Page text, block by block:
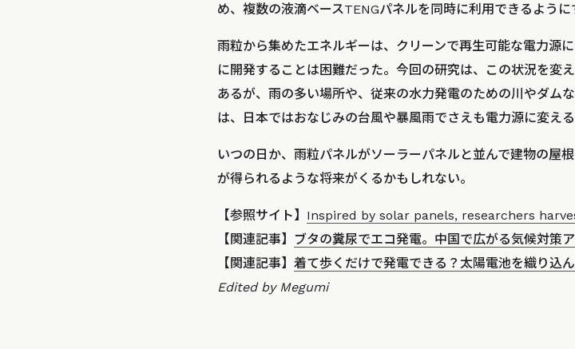
め、複数の液滴ベースTENGパネルを同時に利用できるように
雨粒から集めたエネルギーは、クリーンで再生可能な電力源
に開発することは困難だった。今回の研究は、この状況を変
あるが、雨の多い場所や、従来の水力発電のための川やダム
は、日本ではおなじみの台風や暴風雨でさえも電力源に変える
いつの日か、雨粒パネルがソーラーパネルと並んで建物の屋
が得られるような将来がくるかもしれない。
【参照サイト】 Inspired by solar panels, researchers
【関連記事】 ブタの糞尿でエコ発電。中国で広がる気候対策
【関連記事】 着て歩くだけで発電できる？太陽電池を織り込
Edited by Megumi